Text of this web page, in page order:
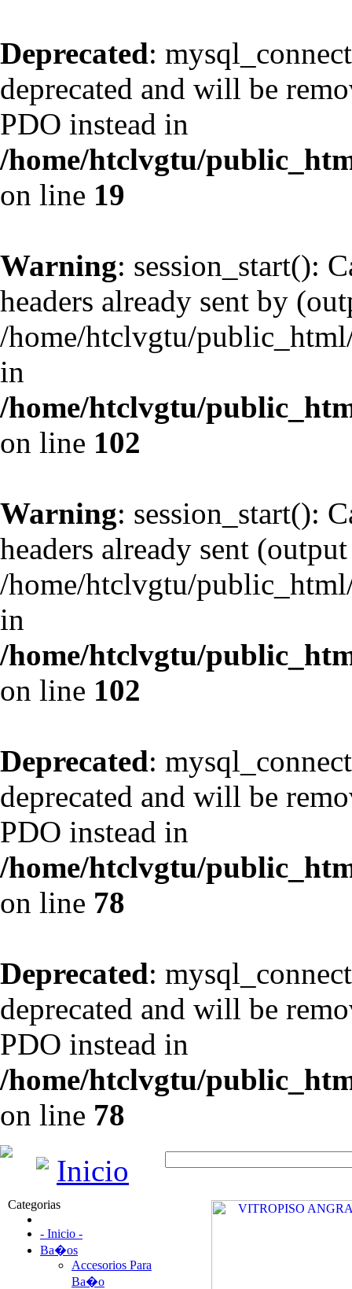
Deprecated:
deprecated and will be
PDO instead in
/home/htclvgtu/
on line 19
Warning: session_start():
headers already sent by
/home/htclvgtu/
in
/home/htclvgtu/
on line 102
Warning: session_start():
headers already sent
/home/htclvgtu/
in
/home/htclvgtu/
on line 102
Deprecated:
deprecated and will be
PDO instead in
/home/htclvgtu/
on line 78
Deprecated:
deprecated and will be
PDO instead in
/home/htclvgtu/
on line 78
Inicio
Categorias
- Inicio -
Ba�os
Accesorios Para
Ba�o